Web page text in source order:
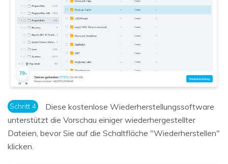
Schritt 4
Diese kostenlose Wiederherstellungssoftware
unterstützt die Vorschau einiger wiederhergestellter
Dateien, bevor Sie auf die Schaltfläche "Wiederherstellen"
klicken.